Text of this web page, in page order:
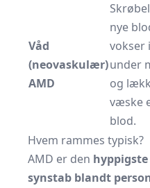
Våd
(neovaskulær)
AMD
nye
vokser
under
og
væske
blod.
Hvem rammes typisk?
AMD er den
synstab blandt